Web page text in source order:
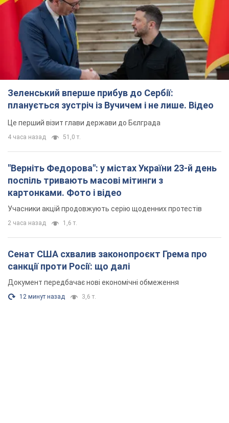
Зеленський вперше прибув до Сербії:
планується зустріч із Вучичем і не лише. Відео
Це перший візит глави держави до Бєлграда
4 часа назад 51,0 т.
"Верніть Федорова": у містах України 23-й день
поспіль тривають масові мітинги з
картонками. Фото і відео
Учасники акцій продовжують серію щоденних протестів
2 часа назад 1,6 т.
Сенат США схвалив законопроєкт Грема про
санкції проти Росії: що далі
Документ передбачає нові економічні обмеження
12 минут назад 3,6 т.